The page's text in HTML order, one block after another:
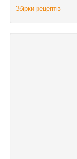
Збірки рецептів